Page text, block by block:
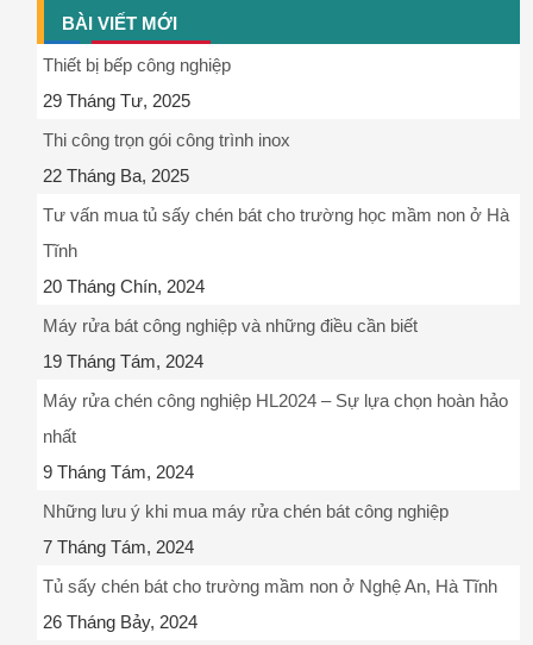
BÀI VIẾT MỚI
Thiết bị bếp công nghiệp
29 Tháng Tư, 2025
Thi công trọn gói công trình inox
22 Tháng Ba, 2025
Tư vấn mua tủ sấy chén bát cho trường học mầm non ở Hà
Tĩnh
20 Tháng Chín, 2024
Máy rửa bát công nghiệp và những điều cần biết
19 Tháng Tám, 2024
Máy rửa chén công nghiệp HL2024 – Sự lựa chọn hoàn hảo
nhất
9 Tháng Tám, 2024
Những lưu ý khi mua máy rửa chén bát công nghiệp
7 Tháng Tám, 2024
Tủ sấy chén bát cho trường mầm non ở Nghệ An, Hà Tĩnh
26 Tháng Bảy, 2024